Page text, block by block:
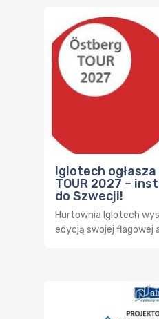
Iglotech
TOUR 2027 –
do Szwecji!
Hurtownia Iglotech
edycją swojej flagowej